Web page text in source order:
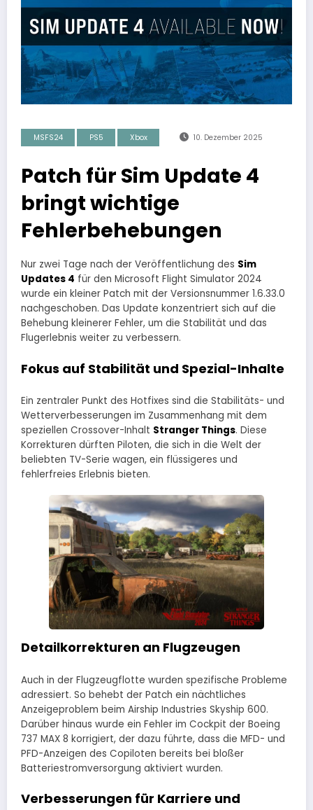
MSFS24 PS5 Xbox 10. Dezember 2025
Patch für Sim Update 4
bringt wichtige
Fehlerbehebungen
Nur zwei Tage nach der Veröffentlichung des Sim
Updates 4 für den Microsoft Flight Simulator 2024
wurde ein kleiner Patch mit der Versionsnummer 1.6.33.0
nachgeschoben. Das Update konzentriert sich auf die
Behebung kleinerer Fehler, um die Stabilität und das
Flugerlebnis weiter zu verbessern.
Fokus auf Stabilität und Spezial-Inhalte
Ein zentraler Punkt des Hotfixes sind die Stabilitäts- und
Wetterverbesserungen im Zusammenhang mit dem
speziellen Crossover-Inhalt Stranger Things. Diese
Korrekturen dürften Piloten, die sich in die Welt der
beliebten TV-Serie wagen, ein flüssigeres und
fehlerfreies Erlebnis bieten.
Detailkorrekturen an Flugzeugen
Auch in der Flugzeugflotte wurden spezifische Probleme
adressiert. So behebt der Patch ein nächtliches
Anzeigeproblem beim Airship Industries Skyship 600.
Darüber hinaus wurde ein Fehler im Cockpit der Boeing
737 MAX 8 korrigiert, der dazu führte, dass die MFD- und
PFD-Anzeigen des Copiloten bereits bei bloßer
Batteriestromversorgung aktiviert wurden.
Verbesserungen für Karriere und